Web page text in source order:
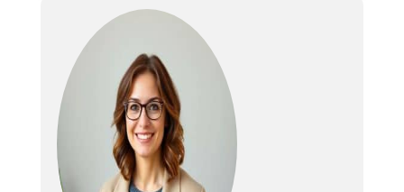
parfaitement plane et sans plis.
Qualité d'image parfaite jusqu'à
8K – le matériau de l'écran
renforcé de fibre de verre offre
un gain de 1,1 et un angle de
vision de 150°, idéal pour les
résolutions 8K, 4K, UHD, 3D et
Full HD. Boîtier métallique
robuste – construction solide
pour un montage mural ou au